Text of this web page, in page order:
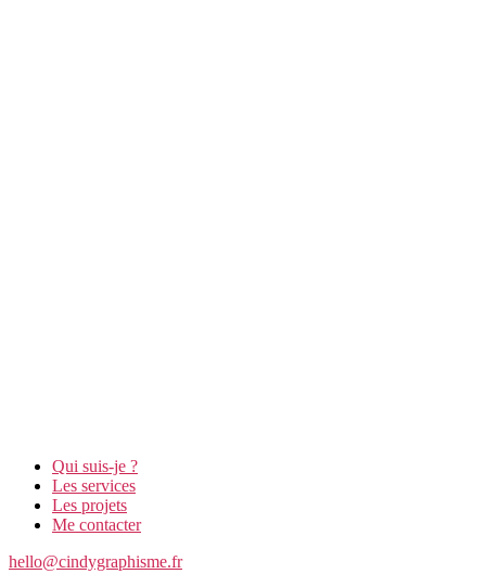
Qui suis-je ?
Les services
Les projets
Me contacter
hello@cindygraphisme.fr